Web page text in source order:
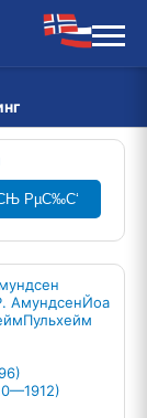
РµС‰С‘
АмундсенЙоа
Пульхейм